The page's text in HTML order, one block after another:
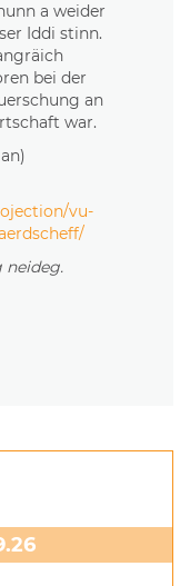
a weider
Iddi stinn.
bei der
an
war.
vu-
neideg.